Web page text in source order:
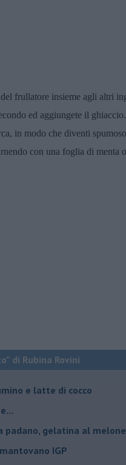
frullatore insieme agli altri
ed aggiungete il ghiaccio.
in modo che diventi
con una foglia di menta
di Rubina Rovini
e latte di cocco
padano, gelatina al
IGP